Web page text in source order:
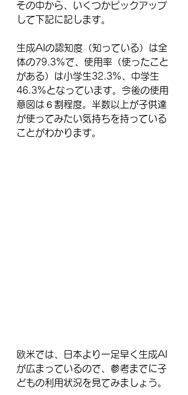
その中から、いくつかピックアップ
して下記に記します。
生成AIの認知度（知っている）は全
体の79.3%で、使用率（使ったこと
がある）は小学生32.3%、中学生
46.3%となっています。今後の使用
意図は６割程度。半数以上が子供達
が使ってみたい気持ちを持っている
ことがわかります。
欧米では、日本より一足早く生成AI
が広まっているので、参考までに子
どもの利用状況を見てみましょう。